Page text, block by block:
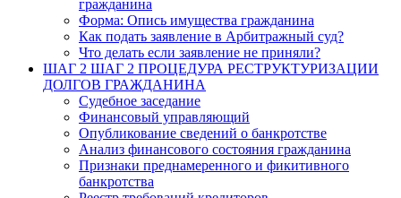
гражданина
Форма: Опись имущества гражданина
Как подать заявление в Арбитражный суд?
Что делать если заявление не приняли?
ШАГ 2 ШАГ 2 ПРОЦЕДУРА РЕСТРУКТУРИЗАЦИИ
ДОЛГОВ ГРАЖДАНИНА
Судебное заседание
Финансовый управляющий
Опубликование сведений о банкротстве
Анализ финансового состояния гражданина
Признаки преднамеренного и фикитивного
банкротства